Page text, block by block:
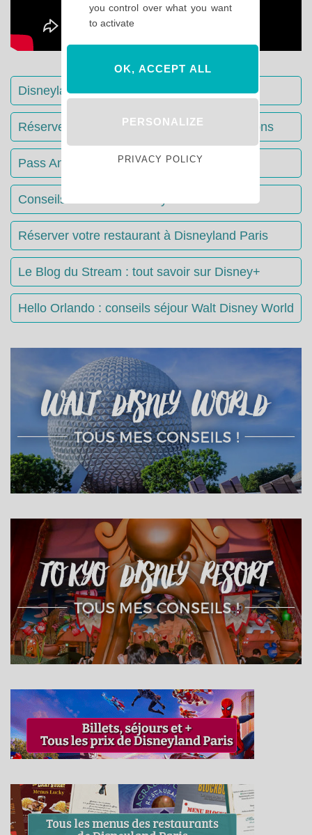
Disneyland Paris : Le guide complet
Réserver votre séjour : toutes les informations
Pass Annuels Disney : informations
Conseils & Astuces Disneyland Paris
Réserver votre restaurant à Disneyland Paris
Le Blog du Stream : tout savoir sur Disney+
Hello Orlando : conseils séjour Walt Disney World
you control over what you want
to activate
OK, ACCEPT ALL
PERSONALIZE
PRIVACY POLICY